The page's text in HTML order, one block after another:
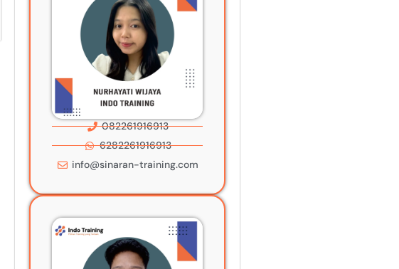
082261916913
6282261916913
info@sinaran-training.com